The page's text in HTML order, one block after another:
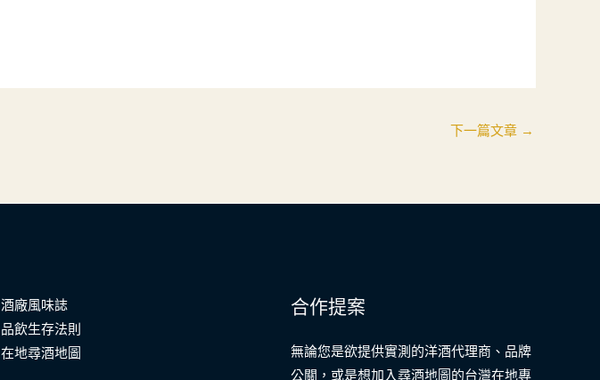
下一篇文章 →
酒廠風味誌
品飲生存法則
在地尋酒地圖
合作提案
無論您是欲提供實測的洋酒代理商、品牌
公關，或是想加入尋酒地圖的台灣在地專